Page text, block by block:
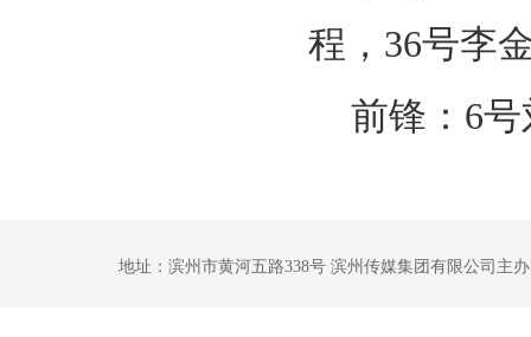
程，36号李
前锋：6
地址：滨州市黄河五路338号 滨州传媒集团有限公司主